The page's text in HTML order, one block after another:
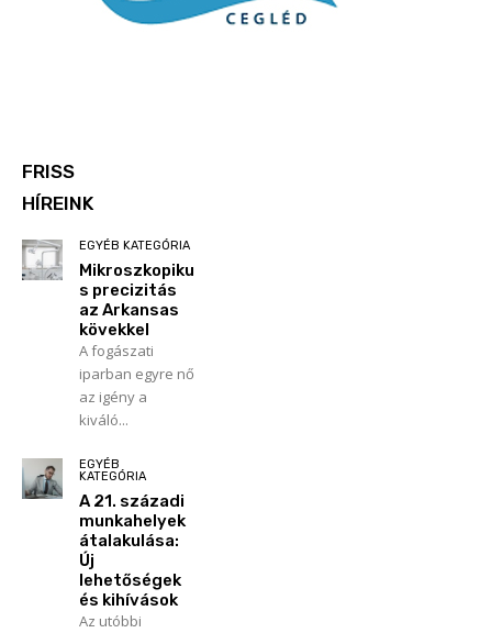
FRISS
HÍREINK
EGYÉB KATEGÓRIA
Mikroszkopiku
s precizitás
az Arkansas
kövekkel
A fogászati
iparban egyre nő
az igény a
kiváló...
EGYÉB
KATEGÓRIA
A 21. századi
munkahelyek
átalakulása:
Új
lehetőségek
és kihívások
Az utóbbi